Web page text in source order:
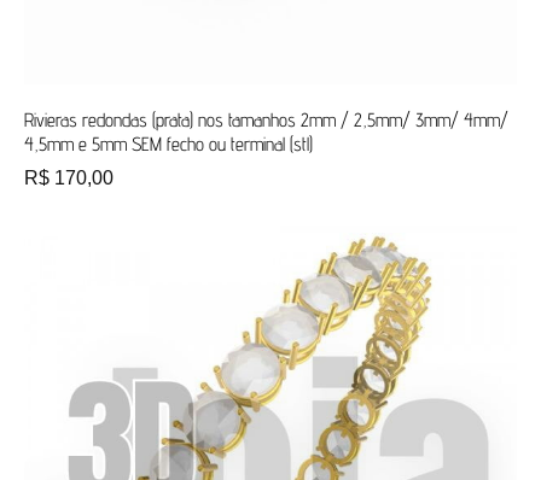
Rivieras redondas (prata) nos tamanhos 2mm / 2,5mm/ 3mm/ 4mm/
4,5mm e 5mm SEM fecho ou terminal (stl)
R$ 170,00